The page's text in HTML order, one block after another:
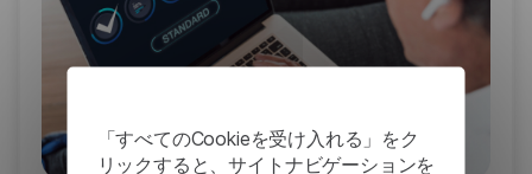
「すべてのCookieを受け入れる」をク
リックすると、サイトナビゲーションを